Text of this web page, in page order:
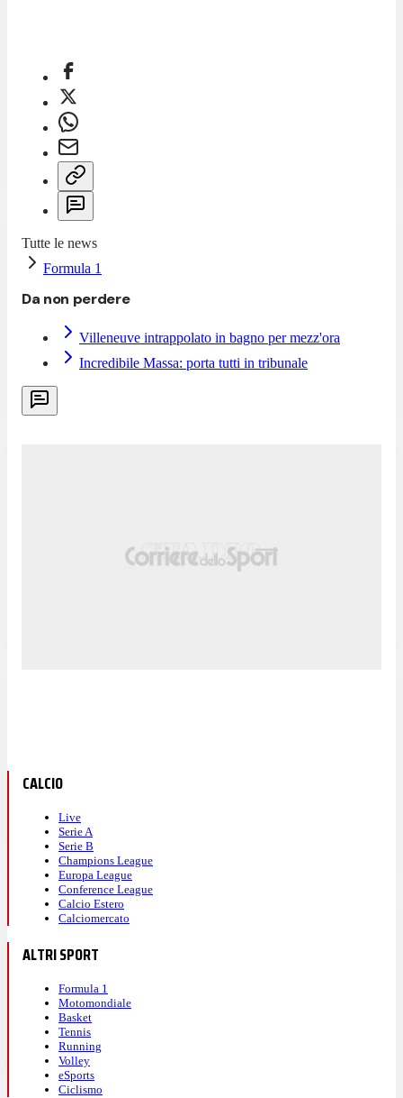
Tutte le news
Formula 1
Da non perdere
Villeneuve intrappolato in bagno per mezz'ora
Incredibile Massa: porta tutti in tribunale
CALCIO
Live
Serie A
Serie B
Champions League
Europa League
Conference League
Calcio Estero
Calciomercato
ALTRI SPORT
Formula 1
Motomondiale
Basket
Tennis
Running
Volley
eSports
Ciclismo